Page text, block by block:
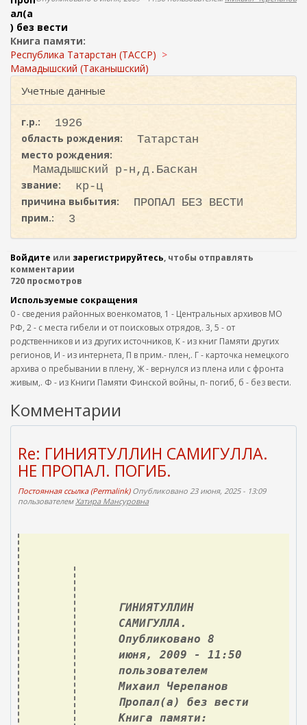
о
и
с
к
ал(а
) без вести
Книга памяти:
Республика Татарстан (ТАССР)
Мамадышский (Таканышский)
Учетные данные
г.р.:
1926
область рождения:
Татарстан
место рождения:
Мамадышский р-н,д.Баскан
звание:
кр-ц
причина выбытия:
ПРОПАЛ БЕЗ ВЕСТИ
прим.:
3
Войдите или зарегистрируйтесь, чтобы отправлять
комментарии
720 просмотров
Используемые сокращения
0 - сведения районных военкоматов, 1 - Центральных архивов МО
РФ, 2 - с места гибели и от поисковых отрядов,. 3, 5 - от
родственников и из других источников, К - из книг Памяти других
регионов, И - из интернета, П в прим.- плен,. Г - карточка немецкого
архива о пребывании в плену, Ж - вернулся из плена или с фронта
живым,. Ф - из Книги Памяти Финской войны, п- погиб, б - без вести.
Комментарии
Re: ГИНИЯТУЛЛИН САМИГУЛЛА.
НЕ ПРОПАЛ. ПОГИБ.
Постоянная ссылка (Permalink)Опубликовано 23 июня, 2025 - 13:09
пользователемХатира Мансуровна
ГИНИЯТУЛЛИН
САМИГУЛЛА.
Опубликовано 8
июня, 2009 - 11:50
пользователем
Михаил Черепанов
Пропал(а) без вести
Книга памяти: